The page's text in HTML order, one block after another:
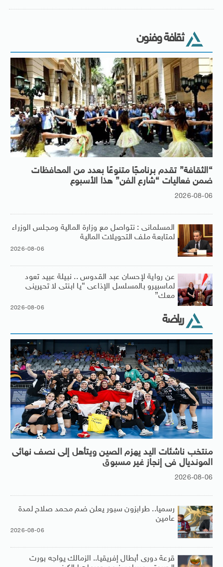
ثقافة وفنون
“الثقافة” تقدم برنامجًا متنوعًا بعدد من المحافظات
ضمن فعاليات “شارع الفن” هذا الأسبوع
2026-08-06
المسلمانى : نتواصل مع وزارة المالية ومجلس الوزراء
لمتابعة ملف التحويلات المالية
2026-08-06
عن رواية لإحسان عبد القدوس .. نبيلة عبيد تعود
لماسبيرو بالمسلسل الإذاعى “يا ابنتى لا تحيرينى
معك”
2026-08-06
رياضة
منتخب ناشئات اليد يهزم الصين ويتأهل إلى نصف نهائى
المونديال فى إنجاز غير مسبوق
2026-08-06
رسميا.. طرابزون سبور يعلن ضم محمد صلاح لمدة
عامين
2026-08-06
قرعة دورى أبطال إفريقيا.. الزمالك يواجه بورت